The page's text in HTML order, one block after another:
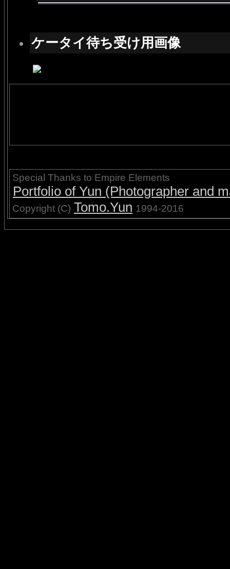
ケータイ待ち受け用画像
Special Thanks to Empire Elements
Portfolio of Yun (Photographer and
Copyright (C) Tomo.Yun 1994-2016